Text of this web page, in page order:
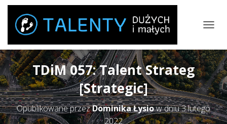
Z
E
Ł
Ą
C
Z
N
A
TDiM 057: Talent Strateg
[Strategic]
Opublikowane przezDominika Łysiow dniu3 lutego
2022